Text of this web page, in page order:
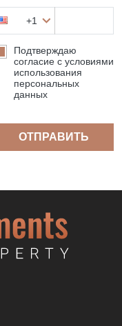
+1
Подтверждаю
согласие с условиями
использования
персональных
данных
ОТПРАВИТЬ